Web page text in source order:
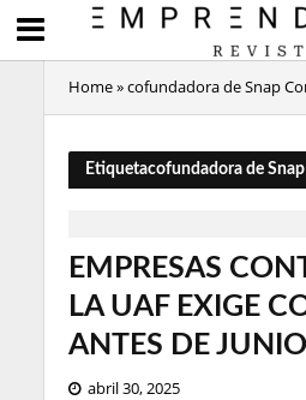
Home»cofundadora de Snap
Etiquetacofundadora de
EMPRESAS
LA UAF EXIGE
ANTES DE JUNIO
abril 30, 2025